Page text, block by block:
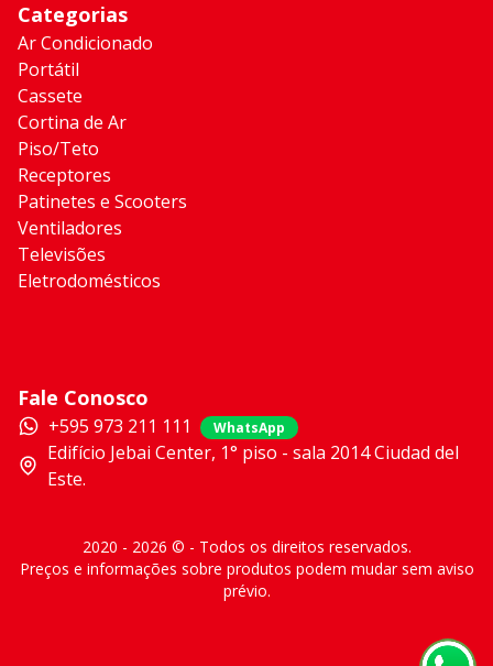
Categorias
Ar Condicionado
Portátil
Cassete
Cortina de Ar
Piso/Teto
Receptores
Patinetes e Scooters
Ventiladores
Televisões
Eletrodomésticos
Fale Conosco
+595 973 211 111 WhatsApp
Edifício Jebai Center, 1° piso - sala 2014 Ciudad del
Este.
2020 - 2026 © - Todos os direitos reservados.
Preços e informações sobre produtos podem mudar sem aviso
prévio.